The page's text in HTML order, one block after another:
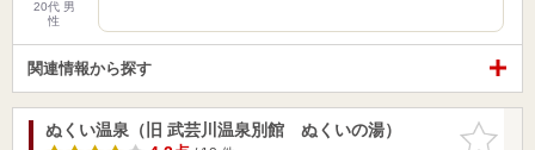
20代 男
性
関連情報から探す
お気に入
ぬくい温泉（旧 武芸川温泉別館 ぬくいの湯）